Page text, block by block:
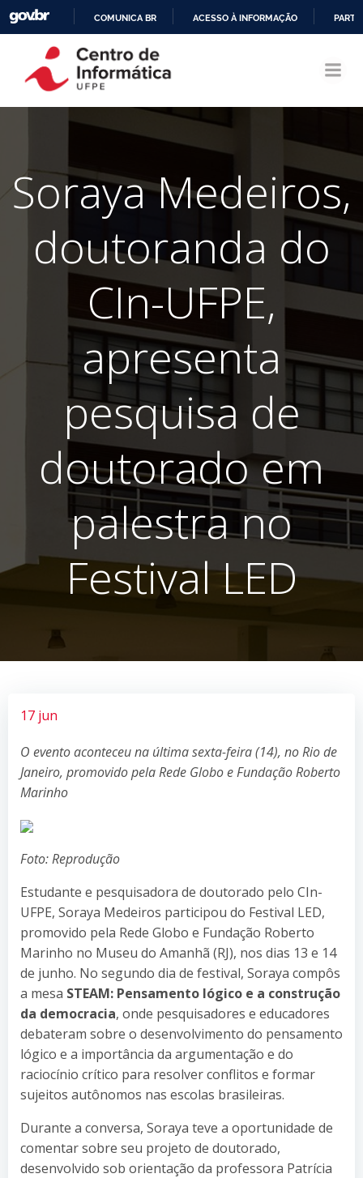
CONTEÚDO
COMUNICA BR ACESSO À INFORMAÇÃO
Soraya Medeiros,
doutoranda do
CIn-UFPE,
apresenta
pesquisa de
doutorado em
palestra no
Festival LED
17 jun
O evento aconteceu na última sexta-feira (14), no Rio de
Janeiro, promovido pela Rede Globo e Fundação Roberto
Marinho
Foto: Reprodução
Estudante e pesquisadora de doutorado pelo CIn-
UFPE, Soraya Medeiros participou do Festival LED,
promovido pela Rede Globo e Fundação Roberto
Marinho no Museu do Amanhã (RJ), nos dias 13 e 14
de junho. No segundo dia de festival, Soraya compôs
a mesa STEAM: Pensamento lógico e a construção
da democracia, onde pesquisadores e educadores
debateram sobre o desenvolvimento do pensamento
lógico e a importância da argumentação e do
raciocínio crítico para resolver conflitos e formar
sujeitos autônomos nas escolas brasileiras.
Durante a conversa, Soraya teve a oportunidade de
comentar sobre seu projeto de doutorado,
desenvolvido sob orientação da professora Patrícia